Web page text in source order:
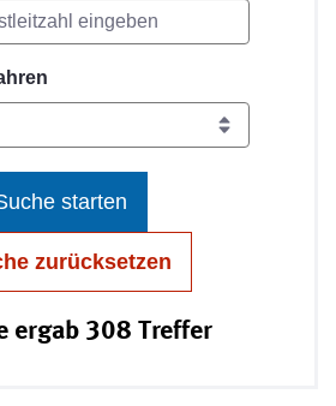
starten
zurücksetzen
ergab 308 Treffer